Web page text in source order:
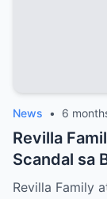
News • 6
Revilla
Scandal sa
Malaking
Revilla Family